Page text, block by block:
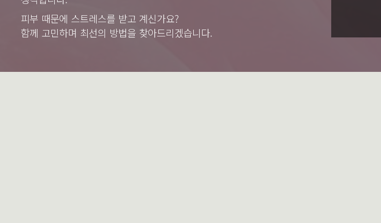
피부 때문에 스트레스를 받고 계신가요?
함께 고민하며 최선의 방법을 찾아드리겠습니다.